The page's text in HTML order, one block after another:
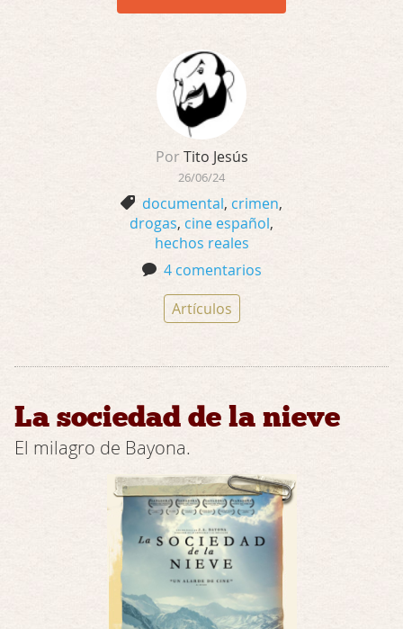
PorTito Jesús
26/06/24
documental, crimen,
drogas, cine español,
hechos reales
4 comentarios
Artículos
La sociedad de la nieve
El milagro de Bayona.